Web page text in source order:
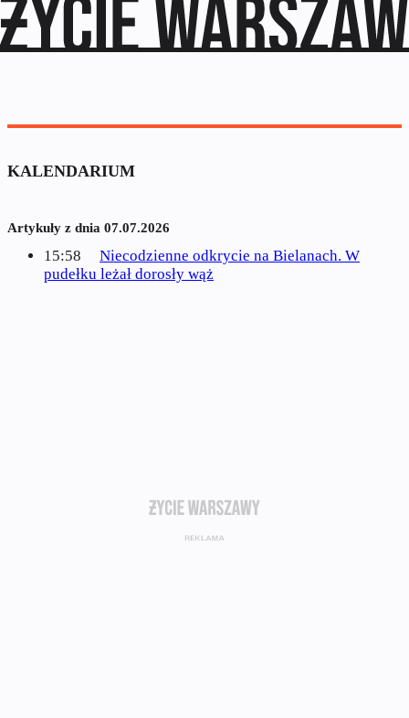
KALENDARIUM
Artykuły z dnia 07.07.2026
15:58
Niecodzienne odkrycie na Bielanach. W
pudełku leżał dorosły wąż